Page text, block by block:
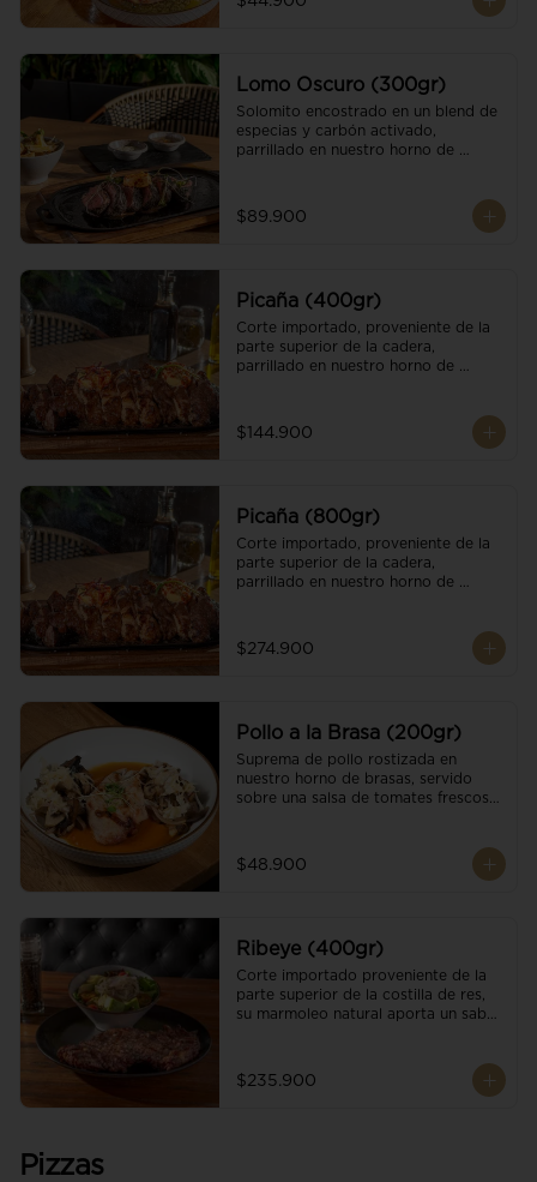
Lomo Oscuro (300gr)
Solomito encostrado en un blend de
especias y carbón activado,
parrillado en nuestro horno de
mantequilla de ajo y pimientos.
Acompañado de salsa criolla y una
$89.900
Picaña (400gr)
Corte importado, proveniente de la
parte superior de la cadera,
parrillado en nuestro horno de
Acompañado de salsa criolla de la
casa.
$144.900
Picaña (800gr)
Corte importado, proveniente de la
parte superior de la cadera,
parrillado en nuestro horno de
Acompañado de salsa criolla de la
casa.
$274.900
Pollo a la Brasa (200gr)
Suprema de pollo rostizada en
nuestro horno de brasas, servido
sobre una salsa de tomates frescos y
$48.900
Ribeye (400gr)
Corte importado proveniente de la
parte superior de la costilla de res,
su marmoleo natural aporta un sabor
con cristales de sal y mantequilla de
ajo y pimientos. Acompañado de una
$235.900
Pizzas